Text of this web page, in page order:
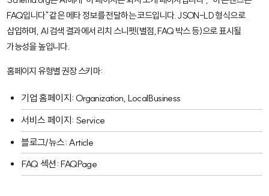
FAQ입니다" 같은 메타 정보를 전달하는 코드입니다. JSON-LD 형식으로
삽입하며, AI 검색 결과에서 리치 스니펫(별점, FAQ 박스 등)으로 표시될
가능성을 높입니다.
홈페이지 유형별 권장 스키마:
기업 홈페이지: Organization, LocalBusiness
서비스 페이지: Service
블로그/뉴스: Article
FAQ 섹션: FAQPage